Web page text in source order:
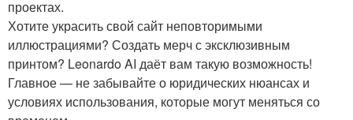
проектах.
Хотите украсить свой сайт неповторимыми
иллюстрациями? Создать мерч с эксклюзивным
принтом? Leonardo AI даёт вам такую возможность!
Главное — не забывайте о юридических нюансах и
условиях использования, которые могут меняться со